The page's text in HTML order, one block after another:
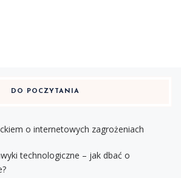
DO POCZYTANIA
o internetowych zagrożeniach
technologiczne – jak dbać o